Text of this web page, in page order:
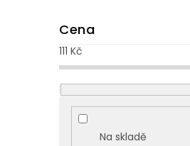
o
s
t
r
a
Cena
111 Kč
Na skladě